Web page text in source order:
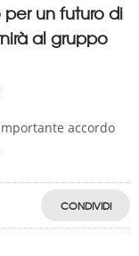
per un futuro di
al gruppo
accordo
CONDIVIDI